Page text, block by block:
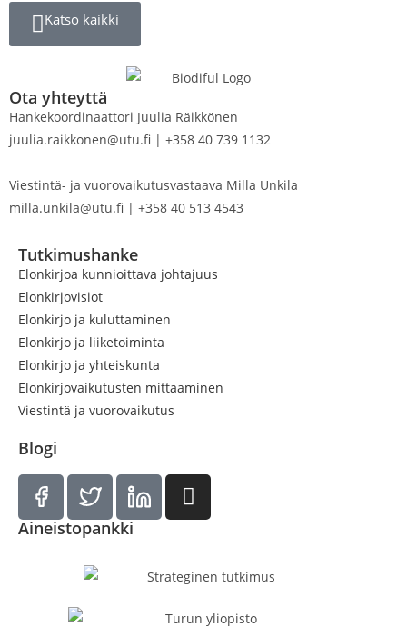
Katso kaikki
Ota yhteyttä
Hankekoordinaattori Juulia Räikkönen
juulia.raikkonen@utu.fi | +358 40 739 1132
Viestintä- ja vuorovaikutusvastaava Milla Unkila
milla.unkila@utu.fi | +358 40 513 4543
Tutkimushanke
Elonkirjoa kunnioittava johtajuus
Elonkirjovisiot
Elonkirjo ja kuluttaminen
Elonkirjo ja liiketoiminta
Elonkirjo ja yhteiskunta
Elonkirjovaikutusten mittaaminen
Viestintä ja vuorovaikutus
Blogi
Aineistopankki